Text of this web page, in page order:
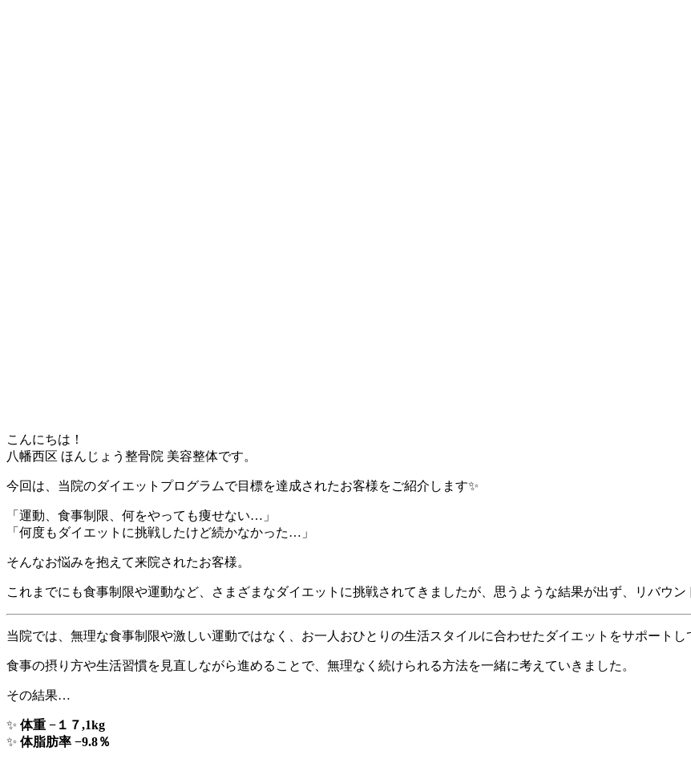
こんにちは！
八幡西区 ほんじょう整骨院 美容整体です。
今回は、当院のダイエットプログラムで目標を達成されたお客様をご紹介します✨
「運動、食事制限、何をやっても痩せない…」
「何度もダイエットに挑戦したけど続かなかった…」
そんなお悩みを抱えて来院されたお客様。
これまでにも食事制限や運動など、さまざまなダイエットに挑戦されてきましたが、思うような結果が出ず、リバウン
当院では、無理な食事制限や激しい運動ではなく、お一人おひとりの生活スタイルに合わせたダイエットをサポートし
食事の摂り方や生活習慣を見直しながら進めることで、無理なく続けられる方法を一緒に考えていきました。
その結果…
✨ 体重 −１７,1kg
✨ 体脂肪率 −9.8％